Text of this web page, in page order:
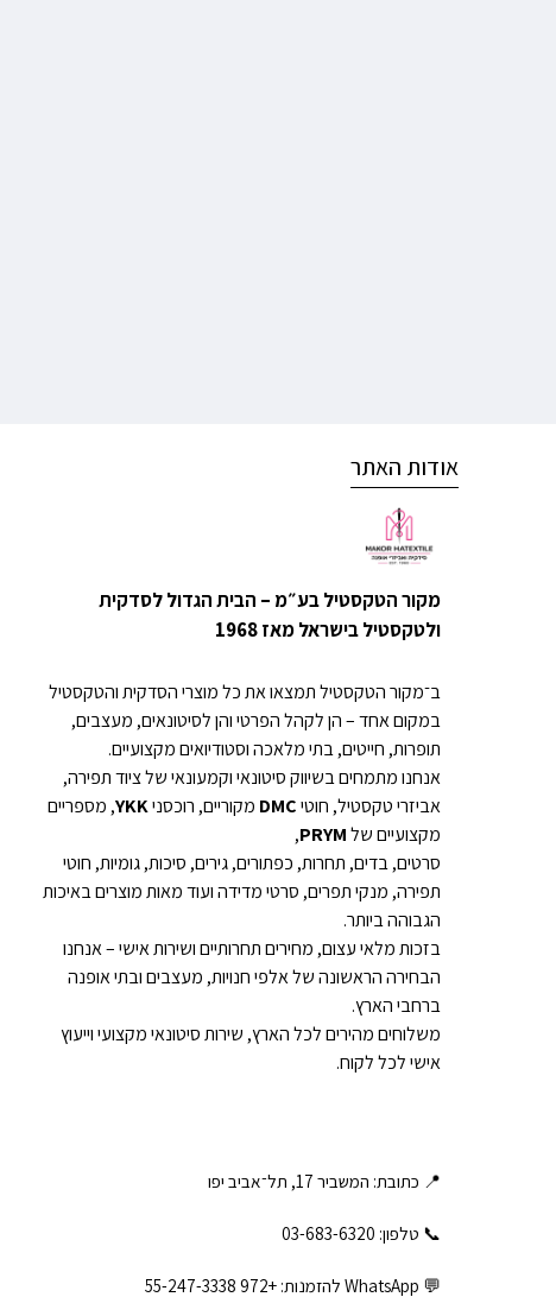
אודות האתר
מקור הטקסטיל בע״מ – הבית הגדול לסדקית
ולטקסטיל בישראל מאז 1968
ב־מקור הטקסטיל תמצאו את כל מוצרי הסדקית והטקסטיל
במקום אחד – הן לקהל הפרטי והן לסיטונאים, מעצבים,
תופרות, חייטים, בתי מלאכה וסטודיואים מקצועיים.
אנחנו מתמחים בשיווק סיטונאי וקמעונאי של ציוד תפירה,
אביזרי טקסטיל, חוטיDMC מקוריים, רוכסניYKK, מספריים
מקצועיים שלPRYM
,
סרטים, בדים, תחרות, כפתורים, גירים, סיכות, גומיות, חוטי
תפירה, מנקי תפרים, סרטי מדידה ועוד מאות מוצרים באיכות
הגבוהה ביותר.
בזכות מלאי עצום, מחירים תחרותיים ושירות אישי – אנחנו
הבחירה הראשונה של אלפי חנויות, מעצבים ובתי אופנה
ברחבי הארץ.
משלוחים מהירים לכל הארץ, שירות סיטונאי מקצועי וייעוץ
אישי לכל לקוח.
📍 כתובת: המשביר 17, תל־אביב יפו
📞 טלפון: ‎03-683-6320
💬 WhatsApp להזמנות: +972 55-247-3338